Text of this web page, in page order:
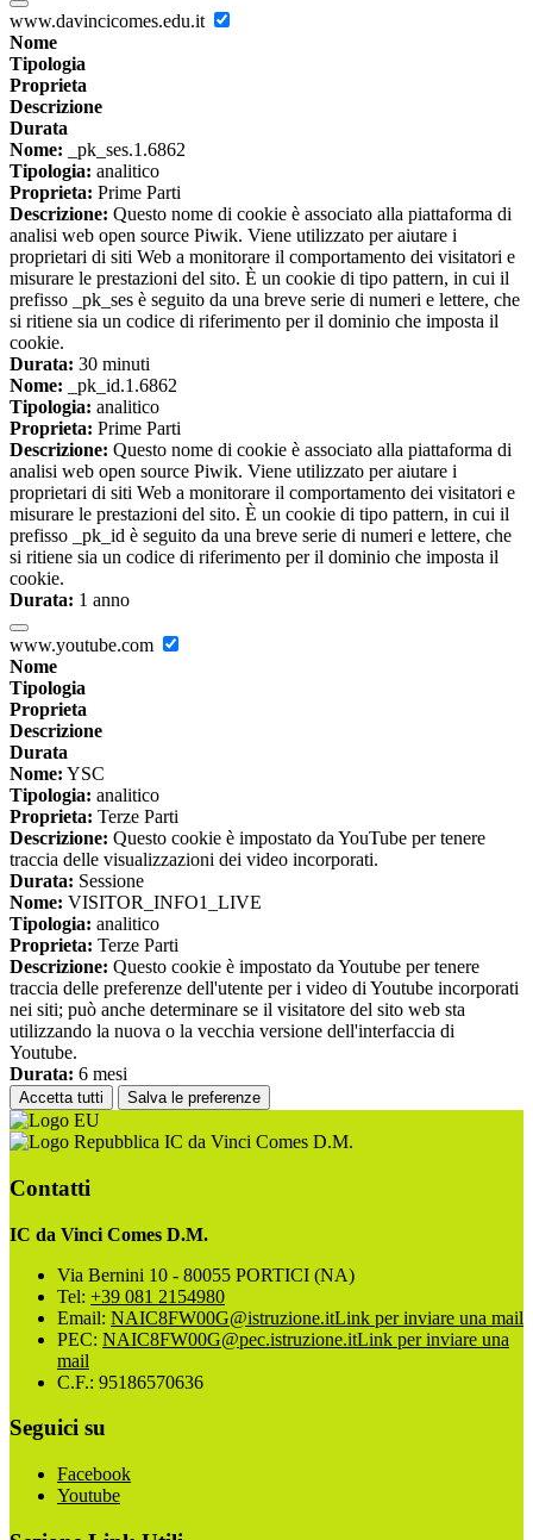
www.davincicomes.edu.it
Nome
Tipologia
Proprieta
Descrizione
Durata
Nome: _pk_ses.1.6862
Tipologia: analitico
Proprieta: Prime Parti
Descrizione: Questo nome di cookie è associato alla piattaforma di
analisi web open source Piwik. Viene utilizzato per aiutare i
proprietari di siti Web a monitorare il comportamento dei visitatori e
misurare le prestazioni del sito. È un cookie di tipo pattern, in cui il
prefisso _pk_ses è seguito da una breve serie di numeri e lettere, che
si ritiene sia un codice di riferimento per il dominio che imposta il
cookie.
Durata: 30 minuti
Nome: _pk_id.1.6862
Tipologia: analitico
Proprieta: Prime Parti
Descrizione: Questo nome di cookie è associato alla piattaforma di
analisi web open source Piwik. Viene utilizzato per aiutare i
proprietari di siti Web a monitorare il comportamento dei visitatori e
misurare le prestazioni del sito. È un cookie di tipo pattern, in cui il
prefisso _pk_id è seguito da una breve serie di numeri e lettere, che
si ritiene sia un codice di riferimento per il dominio che imposta il
cookie.
Durata: 1 anno
www.youtube.com
Nome
Tipologia
Proprieta
Descrizione
Durata
Nome: YSC
Tipologia: analitico
Proprieta: Terze Parti
Descrizione: Questo cookie è impostato da YouTube per tenere
traccia delle visualizzazioni dei video incorporati.
Durata: Sessione
Nome: VISITOR_INFO1_LIVE
Tipologia: analitico
Proprieta: Terze Parti
Descrizione: Questo cookie è impostato da Youtube per tenere
traccia delle preferenze dell'utente per i video di Youtube incorporati
nei siti; può anche determinare se il visitatore del sito web sta
utilizzando la nuova o la vecchia versione dell'interfaccia di
Youtube.
Durata: 6 mesi
Accetta tutti Salva le preferenze
IC da Vinci Comes D.M.
Contatti
IC da Vinci Comes D.M.
Via Bernini 10 - 80055 PORTICI (NA)
Tel: +39 081 2154980
Email: NAIC8FW00G@istruzione.itLink per inviare una mail
PEC: NAIC8FW00G@pec.istruzione.itLink per inviare una
mail
C.F.: 95186570636
Seguici su
Facebook
Youtube